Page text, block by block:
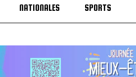
NATIONALES SPORTS